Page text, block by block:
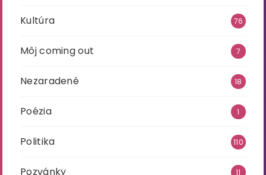
Kultúra 76
Môj coming out 7
Nezaradené 18
Poézia 1
Politika 110
Pozvánky 11